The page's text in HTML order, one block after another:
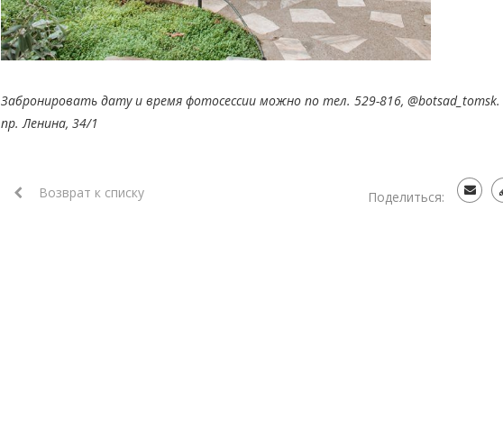
Забронировать дату и время фотосессии можно по тел. 529-816, @botsad_tomsk.
пр. Ленина, 34/1
Поделиться:
Возврат к списку